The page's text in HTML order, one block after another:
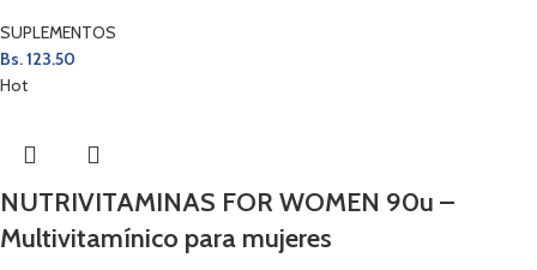
SUPLEMENTOS
Bs.123.50
Hot
NUTRIVITAMINAS FOR WOMEN 90u –
Multivitamínico para mujeres